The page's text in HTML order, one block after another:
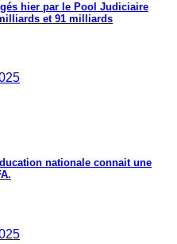
hier par le Pool Judiciaire
et 91 milliards
nationale connait une